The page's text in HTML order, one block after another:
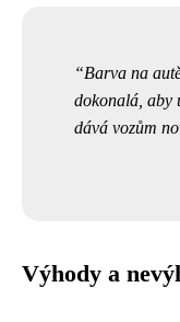
Barva na
dokonalá, aby
dává vozům
Výhody a